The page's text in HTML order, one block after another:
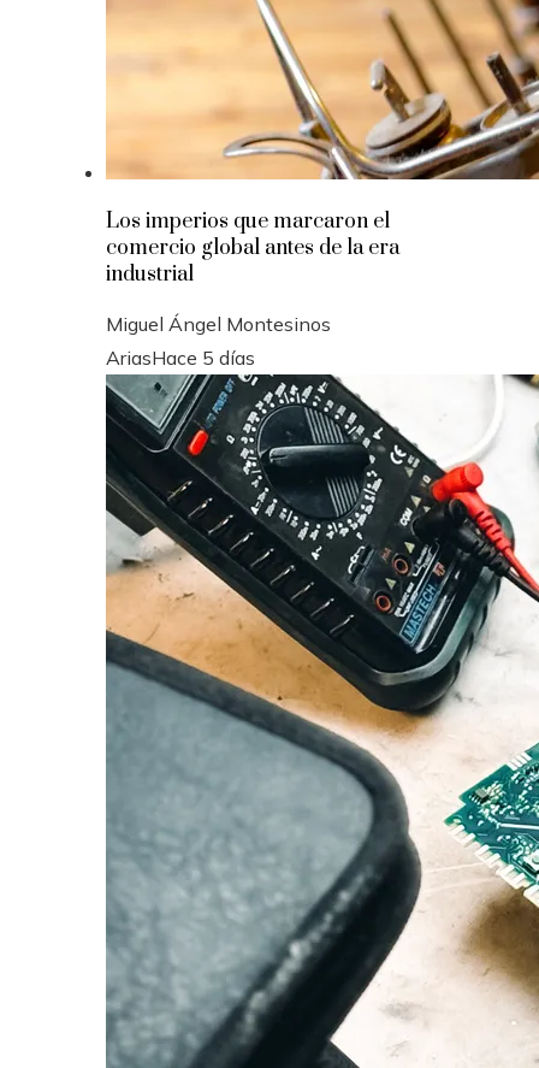
Los imperios que marcaron el
comercio global antes de la era
industrial
Miguel Ángel Montesinos
AriasHace 5 días